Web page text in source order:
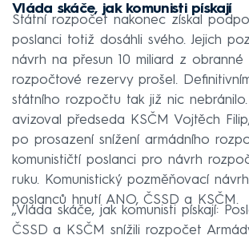
Vláda skáče, jak komunisti pískají
Státní rozpočet nakonec získal
poslanci totiž dosáhli svého. Jejich
návrh na přesun 10 miliard z obranné
rozpočtové rezervy prošel.
státního rozpočtu tak již nic
avizoval předseda KSČM Vojtěch
po prosazení snížení armádního
komunističtí poslanci pro návrh
ruku. Komunistický pozměňovací
poslanců hnutí ANO, ČSSD a KSČM.
„Vláda skáče, jak komunisti pískají:
ČSSD a KSČM snížili rozpočet